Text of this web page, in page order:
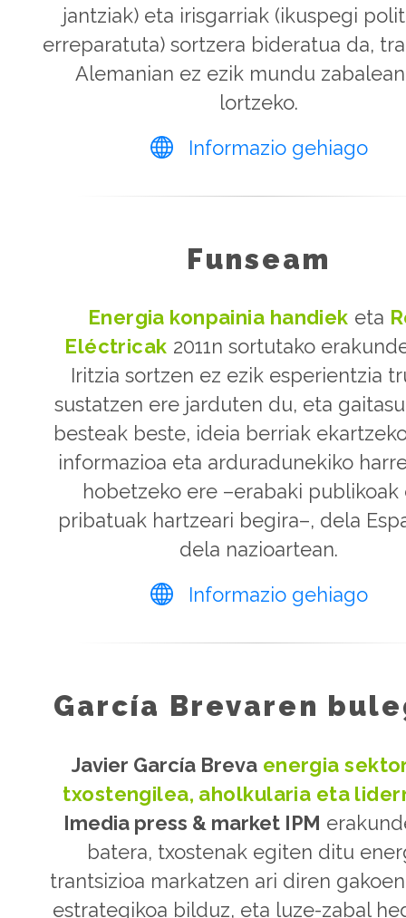
jantziak) eta irisgarriak (ikuspegi
erreparatuta) sortzera bideratua da,
Alemanian ez ezik mundu
lortzeko.
Informazio gehiago
Funseam
Energia konpainia handiek eta
Eléctricak 2011n sortutako
Iritzia sortzen ez ezik esperientzia
sustatzen ere jarduten du, eta
besteak beste, ideia berriak
informazioa eta arduradunekiko
hobetzeko ere –erabaki publikoak
pribatuak hartzeari begira–, dela
dela nazioartean.
Informazio gehiago
García Brevaren
Javier García Breva energia
txostengilea, aholkularia eta
Imedia press & market IPM
batera, txostenak egiten ditu
trantsizioa markatzen ari diren
estrategikoa bilduz, eta luze-zabal